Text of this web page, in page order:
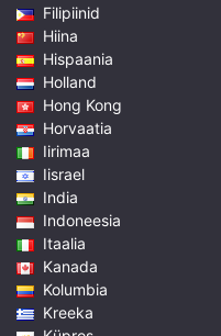
Filipiinid
Hiina
Hispaania
Holland
Hong Kong
Horvaatia
Iirimaa
Iisrael
India
Indoneesia
Itaalia
Kanada
Kolumbia
Kreeka